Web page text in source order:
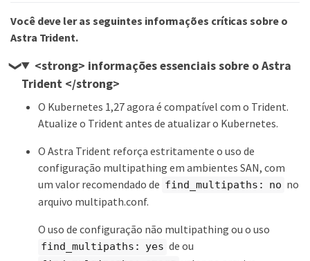
Você deve ler as seguintes informações críticas sobre o
Astra Trident.
<strong> informações essenciais sobre o Astra
Trident </strong>
O Kubernetes 1,27 agora é compatível com o Trident.
Atualize o Trident antes de atualizar o Kubernetes.
O Astra Trident reforça estritamente o uso de
configuração multipathing em ambientes SAN, com
um valor recomendado de find_multipaths: no no
arquivo multipath.conf.
O uso de configuração não multipathing ou o uso
find_multipaths: yes de ou